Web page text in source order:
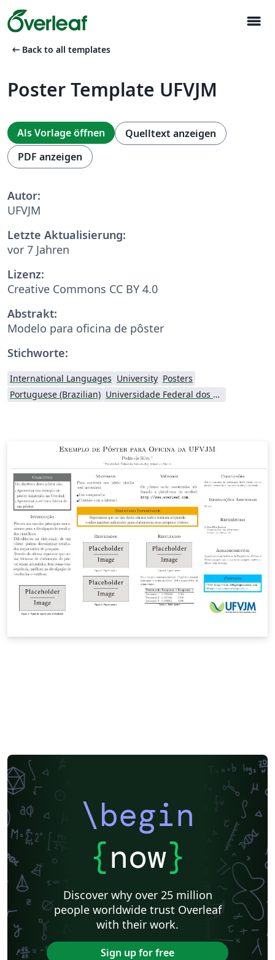
menu
arrow_left_alt Back to all templates
Poster Template UFVJM
Als Vorlage öffnen
Quelltext anzeigen
PDF anzeigen
Autor:
UFVJM
Letzte Aktualisierung:
vor 7 Jahren
Lizenz:
Creative Commons CC BY 4.0
Abstrakt:
Modelo para oficina de pôster
Stichworte:
International Languages University Posters
Portuguese (Brazilian)
Universidade Federal dos Vales do Jequitinhonha e Mucuri
\begin
{now}
Discover why over 25 million
people worldwide trust Overleaf
with their work.
Sign up for free